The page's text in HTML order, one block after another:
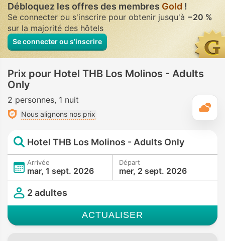
Débloquez les offres des membres Gold !
Se connecter ou s'inscrire pour obtenir jusqu'à −20 %
sur la majorité des hôtels
Se connecter ou s’inscrire
Prix pour Hotel THB Los Molinos - Adults
Only
2 personnes 1 nuit
Nous alignons nos prix
Hotel THB Los Molinos - Adults Only
Arrivée
mar, 1 sept. 2026
Départ
mer, 2 sept. 2026
2 adultes
ACTUALISER